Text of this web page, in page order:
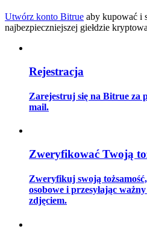
Przewodnik
Przewodnik dla
Utwórz konto Bitrue aby kupować i
najbezpieczniejszej giełdzie
Rejestracja
Zarejestruj się na Bitrue za
mail.
Zweryfikować Twoją
Zweryfikuj swoją
osobowe i przesyłając
zdjęciem.